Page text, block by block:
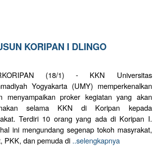
KORIPAN I DLINGO
(18/1) - KKN Universitas
Yogyakarta (UMY) memperkenalkan
menyampaikan proker kegiatan yang akan
selama KKN di Koripan kepada
Terdiri 10 orang yang ada di Koripan I.
ini mengundang segenap tokoh masyrakat,
PKK, dan pemuda di ..selengkapnya